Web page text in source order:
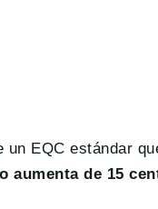
un EQC estándar
aumenta de 15